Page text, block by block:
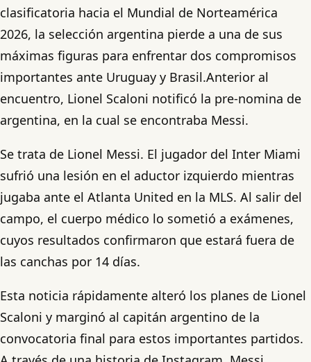
clasificatoria hacia el Mundial de Norteamérica
2026, la selección argentina pierde a una de sus
máximas figuras para enfrentar dos compromisos
importantes ante Uruguay y Brasil.Anterior al
encuentro, Lionel Scaloni notificó la pre-nomina de
argentina, en la cual se encontraba Messi.
Se trata de Lionel Messi. El jugador del Inter Miami
sufrió una lesión en el aductor izquierdo mientras
jugaba ante el Atlanta United en la MLS. Al salir del
campo, el cuerpo médico lo sometió a exámenes,
cuyos resultados confirmaron que estará fuera de
las canchas por 14 días.
Esta noticia rápidamente alteró los planes de Lionel
Scaloni y marginó al capitán argentino de la
convocatoria final para estos importantes partidos.